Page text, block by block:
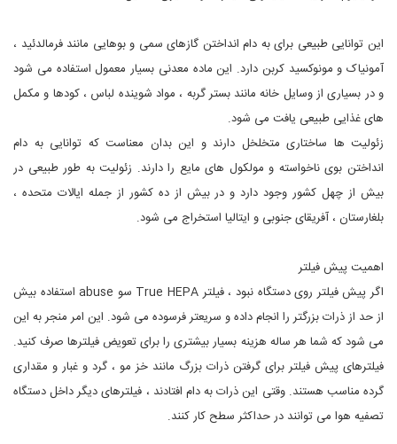
این توانایی طبیعی برای به دام انداختن گازهای سمی و بوهایی مانند فرمالدئید ،
آمونیاک و مونوکسید کربن دارد. این ماده معدنی بسیار معمول استفاده می شود
و در بسیاری از وسایل خانه مانند بستر گربه ، مواد شوینده لباس ، کودها و مکمل
های غذایی طبیعی یافت می شود.
زئولیت ها ساختاری متخلخل دارند و این بدان معناست که توانایی به دام
انداختن بوی ناخواسته و مولکول های مایع را دارند. زئولیت به طور طبیعی در
بیش از چهل کشور وجود دارد و در بیش از ده کشور از جمله ایالات متحده ،
بلغارستان ، آفریقای جنوبی و ایتالیا استخراج می شود.
اهمیت پیش فیلتر
اگر پیش فیلتر روی دستگاه نبود ، فیلتر True HEPA سو abuse استفاده بیش
از حد از ذرات بزرگتر را انجام داده و سریعتر فرسوده می شود. این امر منجر به این
می شود که شما هر ساله هزینه بسیار بیشتری را برای تعویض فیلترها صرف کنید.
فیلترهای پیش فیلتر برای گرفتن ذرات بزرگ مانند خز مو ، گرد و غبار و مقداری
گرده مناسب هستند. وقتی این ذرات به دام افتادند ، فیلترهای دیگر داخل دستگاه
تصفیه هوا می توانند در حداکثر سطح کار کنند.